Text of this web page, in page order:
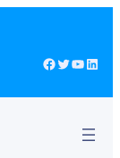
Facebook Twitter YouTube LinkedIn